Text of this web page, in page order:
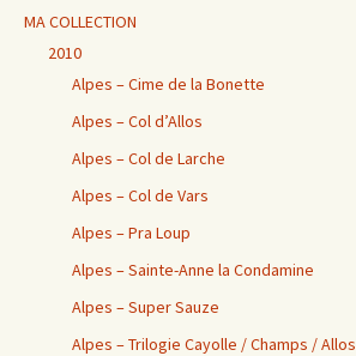
MA COLLECTION
2010
Alpes – Cime de la Bonette
Alpes – Col d’Allos
Alpes – Col de Larche
Alpes – Col de Vars
Alpes – Pra Loup
Alpes – Sainte-Anne la Condamine
Alpes – Super Sauze
Alpes – Trilogie Cayolle / Champs / Allos